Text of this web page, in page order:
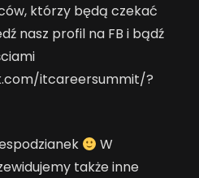
którzy będą czekać
nasz profil na FB i bądź
itcareersummit/?
W
także inne